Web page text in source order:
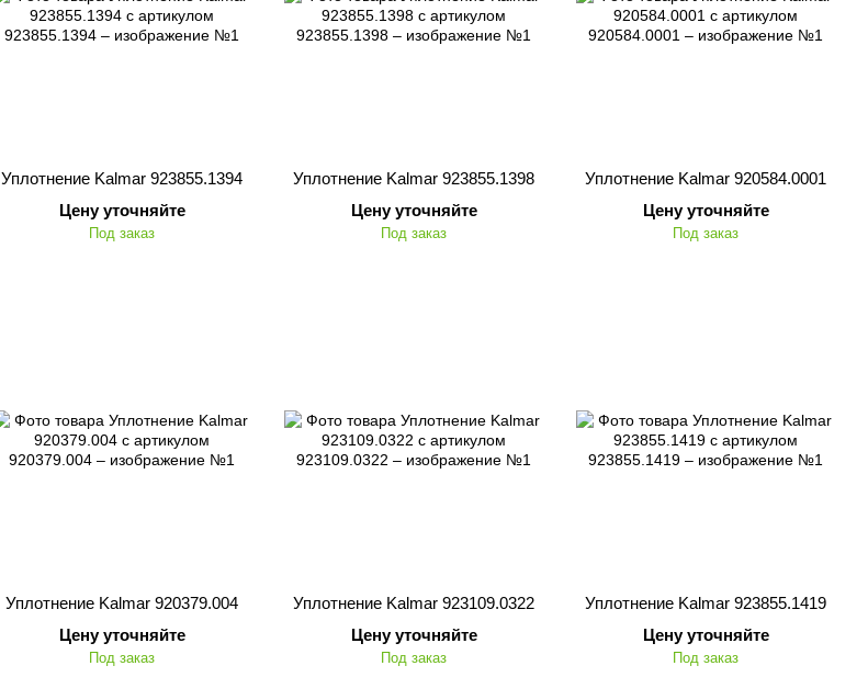
Уплотнение Kalmar 923855.1394
Цену уточняйте
Под заказ
Уплотнение Kalmar 923855.1398
Цену уточняйте
Под заказ
Уплотнение Kalmar 920584.0001
Цену уточняйте
Под заказ
Уплотнение Kalmar 920379.004
Цену уточняйте
Под заказ
Уплотнение Kalmar 923109.0322
Цену уточняйте
Под заказ
Уплотнение Kalmar 923855.1419
Цену уточняйте
Под заказ